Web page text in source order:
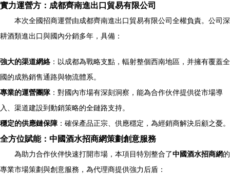
實力運營方：成都齊南進出口貿易有限公司
本次全國招商運營由成都齊南進出口貿易有限公司全權負責。公司深
耕酒類進出口與國內分銷多年，具備：
強大的渠道網絡：以成都為戰略支點，輻射整個西南地區，并擁有覆蓋全
國的成熟銷售通路與物流體系。
專業的運營團隊：對國內市場有深刻洞察，能為合作伙伴提供從市場導
入、渠道建設到動銷策略的全鏈路支持。
穩定的供應鏈保障 ：確保產品正宗、供應穩定，為經銷商解決后顧之憂。
全方位賦能：中國酒水招商網策劃創意服務
為助力合作伙伴快速打開市場，本項目特別整合了中國酒水招商網的
專業市場策劃與創意服務，為代理商提供強力后盾：